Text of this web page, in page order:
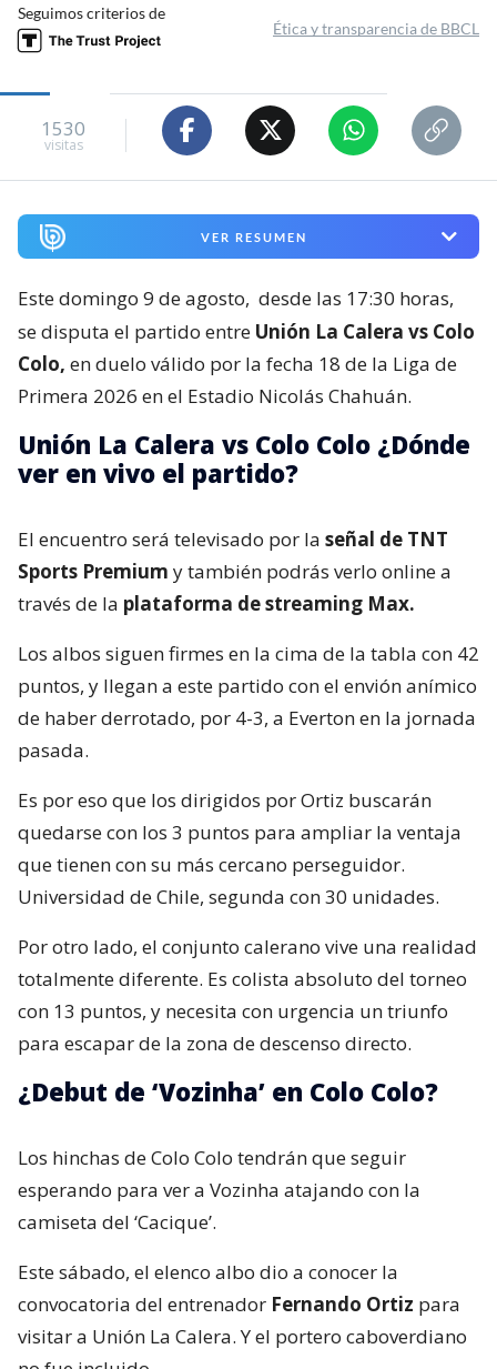
Seguimos criterios de
Ética y transparencia de BBCL
1530
visitas
VER RESUMEN
Este domingo 9 de agosto, desde las 17:30 horas,
se disputa el partido entre Unión La Calera vs Colo
Colo, en duelo válido por la fecha 18 de la Liga de
Primera 2026 en el Estadio Nicolás Chahuán.
Unión La Calera vs Colo Colo ¿Dónde
ver en vivo el partido?
El encuentro será televisado por la señal de TNT
Sports Premium y también podrás verlo online a
través de la plataforma de streaming Max.
Los albos siguen firmes en la cima de la tabla con 42
puntos, y llegan a este partido con el envión anímico
de haber derrotado, por 4-3, a Everton en la jornada
pasada.
Es por eso que los dirigidos por Ortiz buscarán
quedarse con los 3 puntos para ampliar la ventaja
que tienen con su más cercano perseguidor.
Universidad de Chile, segunda con 30 unidades.
Por otro lado, el conjunto calerano vive una realidad
totalmente diferente. Es colista absoluto del torneo
con 13 puntos, y necesita con urgencia un triunfo
para escapar de la zona de descenso directo.
¿Debut de ‘Vozinha’ en Colo Colo?
Los hinchas de Colo Colo tendrán que seguir
esperando para ver a Vozinha atajando con la
camiseta del ‘Cacique’.
Este sábado, el elenco albo dio a conocer la
convocatoria del entrenador Fernando Ortiz para
visitar a Unión La Calera. Y el portero caboverdiano